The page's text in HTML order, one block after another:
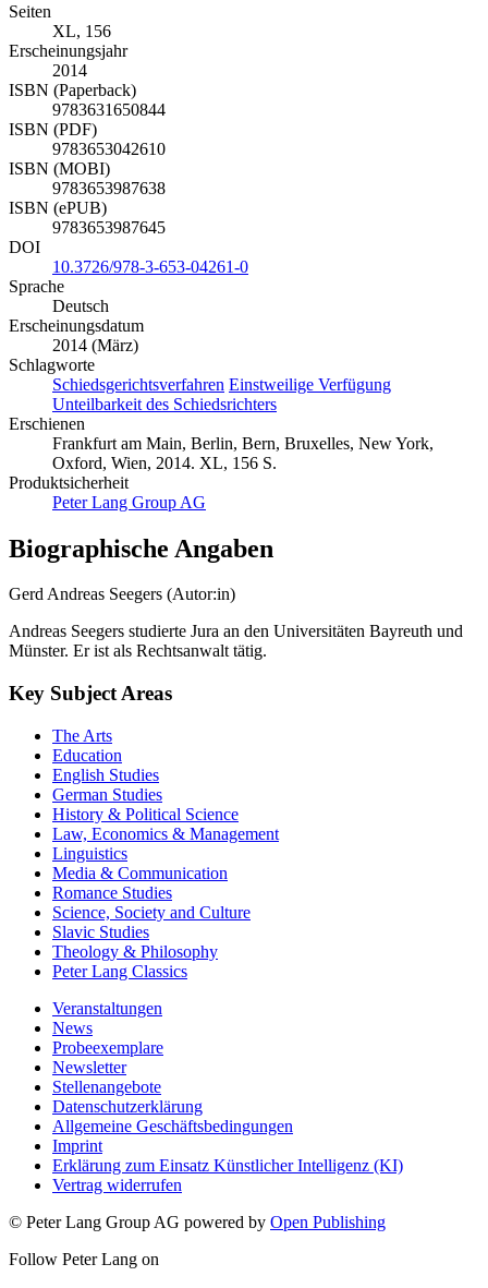
Seiten
XL, 156
Erscheinungsjahr
2014
ISBN (Paperback)
9783631650844
ISBN (PDF)
9783653042610
ISBN (MOBI)
9783653987638
ISBN (ePUB)
9783653987645
DOI
10.3726/978-3-653-04261-0
Sprache
Deutsch
Erscheinungsdatum
2014 (März)
Schlagworte
Schiedsgerichtsverfahren Einstweilige Verfügung
Unteilbarkeit des Schiedsrichters
Erschienen
Frankfurt am Main, Berlin, Bern, Bruxelles, New York,
Oxford, Wien, 2014. XL, 156 S.
Produktsicherheit
Peter Lang Group AG
Biographische Angaben
Gerd Andreas Seegers (Autor:in)
Andreas Seegers studierte Jura an den Universitäten Bayreuth und
Münster. Er ist als Rechtsanwalt tätig.
Key Subject Areas
The Arts
Education
English Studies
German Studies
History & Political Science
Law, Economics & Management
Linguistics
Media & Communication
Romance Studies
Science, Society and Culture
Slavic Studies
Theology & Philosophy
Peter Lang Classics
Veranstaltungen
News
Probeexemplare
Newsletter
Stellenangebote
Datenschutzerklärung
Allgemeine Geschäftsbedingungen
Imprint
Erklärung zum Einsatz Künstlicher Intelligenz (KI)
Vertrag widerrufen
© Peter Lang Group AG powered by Open Publishing
Follow Peter Lang on